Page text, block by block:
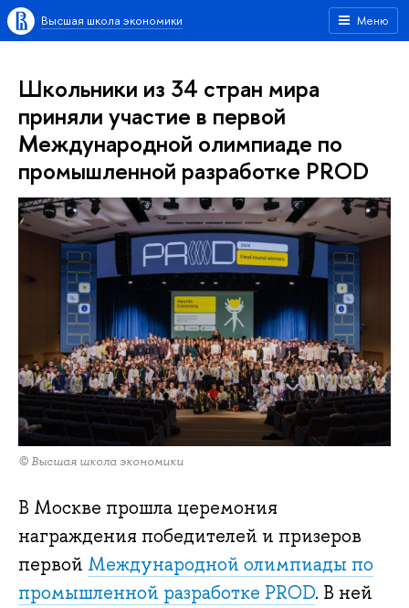
Меню
Высшая школа экономики
Школьники из 34 стран мира
приняли участие в первой
Международной олимпиаде по
промышленной разработке PROD
© Высшая школа экономики
В Москве прошла церемония
награждения победителей и призеров
первой Международной олимпиады по
промышленной разработке PROD. В ней